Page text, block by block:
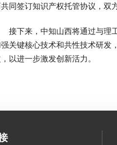
同签订知识产权托管协议，双
接下来，中知山西将通过与理
关键核心技术和共性技术研发
以进一步激发创新活力。